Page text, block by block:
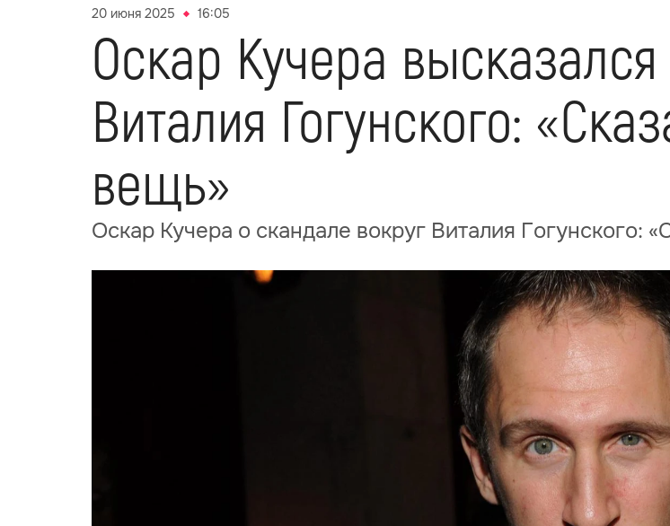
20 июня 2025 16:05
Оскар Кучера
Виталия Гогунского:
вещь»
Оскар Кучера о скандале вокруг Виталия Гогунского: